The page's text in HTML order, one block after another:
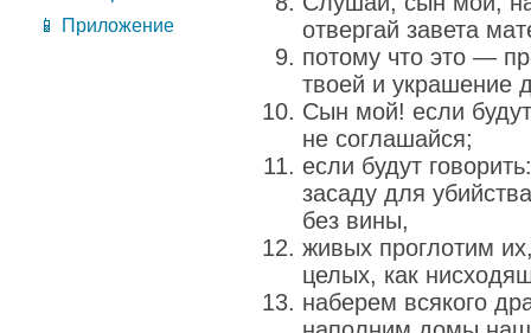
📱 Приложение
отвергай завета
потому что это —
твоей и украшение
Сын мой! если
не соглашайся;
если будут
засаду для
без вины,
живых проглотим
целых, как
наберем всякого